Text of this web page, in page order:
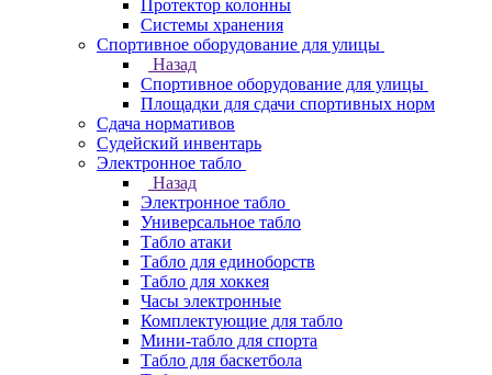
Протектор колонны
Системы хранения
Спортивное оборудование для улицы
Назад
Спортивное оборудование для улицы
Площадки для сдачи спортивных норм
Сдача нормативов
Судейский инвентарь
Электронное табло
Назад
Электронное табло
Универсальное табло
Табло атаки
Табло для единоборств
Табло для хоккея
Часы электронные
Комплектующие для табло
Мини-табло для спорта
Табло для баскетбола